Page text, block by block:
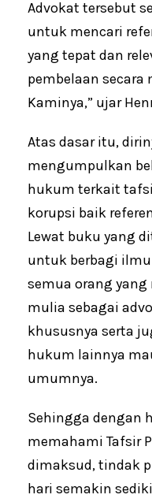
Advokat tersebut
untuk mencari
yang tepat dan
pembelaan
Kaminya,” ujar
Atas dasar itu,
mengumpulkan
hukum terkait
korupsi baik
Lewat buku yang
untuk berbagi
semua orang
mulia sebagai
khususnya serta
hukum lainnya
umumnya.
Sehingga dengan
memahami Tafsir
dimaksud, tindak
hari semakin